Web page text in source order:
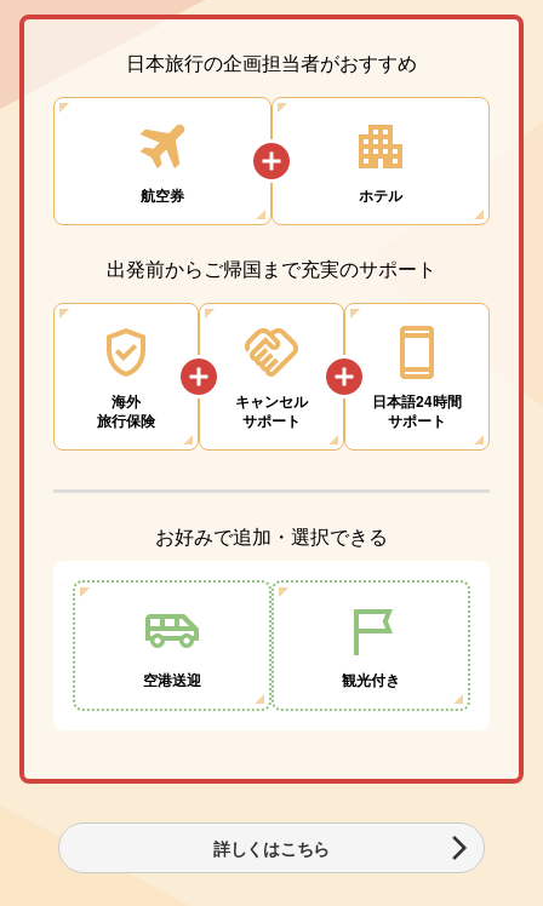
日本旅行の企画担当者がおすすめ
航空券 ホテル
出発前からご帰国まで充実のサポート
海外
旅行保険
キャンセル
サポート
日本語24時間
サポート
お好みで追加・選択できる
空港送迎 観光付き
詳しくはこちら